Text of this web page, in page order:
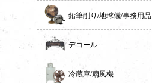
鉛筆削り/地球儀/事務用品
デコール
冷蔵庫/扇風機